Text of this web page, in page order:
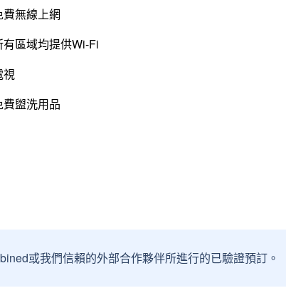
費無線上網
有區域均提供Wi-Fi
視
費盥洗用品
或我們信賴的外部合作夥伴所進行的已驗證預訂。